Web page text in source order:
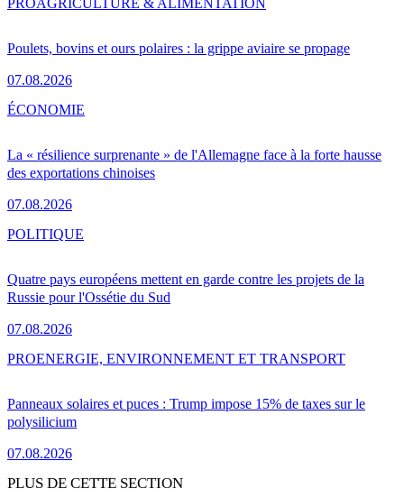
Poulets, bovins et ours polaires : la grippe aviaire se propage
07.08.2026
PROAGRICULTURE & ALIMENTATION
La « résilience surprenante » de l'Allemagne face à la forte hausse
des exportations chinoises
07.08.2026
ÉCONOMIE
Quatre pays européens mettent en garde contre les projets de la
Russie pour l'Ossétie du Sud
07.08.2026
POLITIQUE
Panneaux solaires et puces : Trump impose 15% de taxes sur le
polysilicium
07.08.2026
PROENERGIE, ENVIRONNEMENT ET TRANSPORT
PLUS DE CETTE SECTION